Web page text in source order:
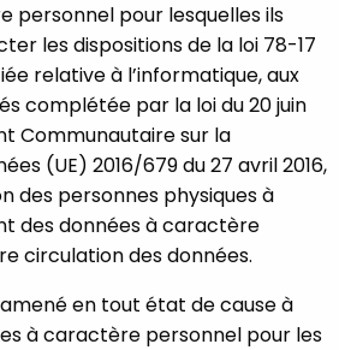
personnel pour lesquelles ils
les dispositions de la loi 78-17
relative à l’informatique, aux
complétée par la loi du 20 juin
Communautaire sur la
(UE) 2016/679 du 27 avril 2016,
des personnes physiques à
des données à caractère
circulation des données.
en tout état de cause à
à caractère personnel pour les